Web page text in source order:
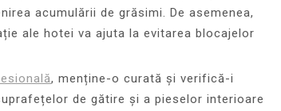
acumulării de grăsimi. De asemenea,
ale hotei va ajuta la evitarea blocajelor
, menține-o curată și verifică-i
de gătire și a pieselor interioare